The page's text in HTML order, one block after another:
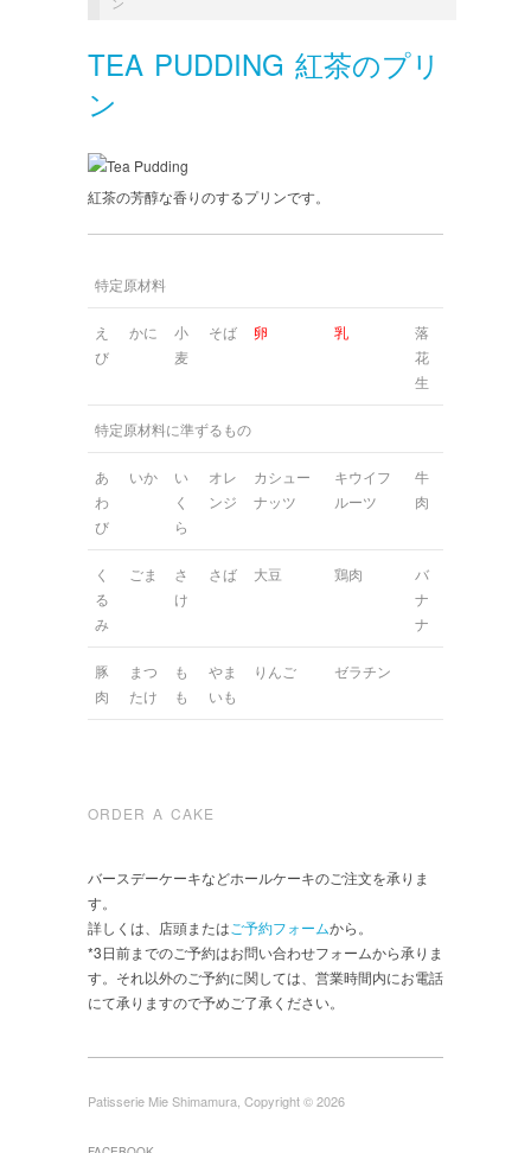
TEA PUDDING 紅茶のプリ
ン
紅茶の芳醇な香りのするプリンです。
特定原材料
え
び
かに
小
麦
そば 卵 乳
落
花
生
特定原材料に準ずるもの
あ
わ
び
いか
い
く
ら
オレ
ンジ
カシュー
ナッツ
キウイフ
ルーツ
牛
肉
く
る
み
ごま
さ
け
さば 大豆 鶏肉
バ
ナ
ナ
豚
肉
まつ
たけ
も
も
やま
いも
りんご ゼラチン
ORDER A CAKE
バースデーケーキなどホールケーキのご注文を承りま
す。
詳しくは、店頭またはご予約フォームから。
*3日前までのご予約はお問い合わせフォームから承りま
す。それ以外のご予約に関しては、営業時間内にお電話
にて承りますので予めご了承ください。
Patisserie Mie Shimamura, Copyright © 2026